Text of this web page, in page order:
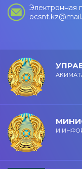
Электронная
И